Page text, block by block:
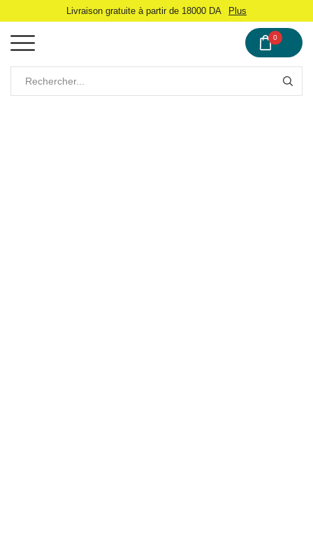
Livraison gratuite à partir de 18000 DA Plus
0